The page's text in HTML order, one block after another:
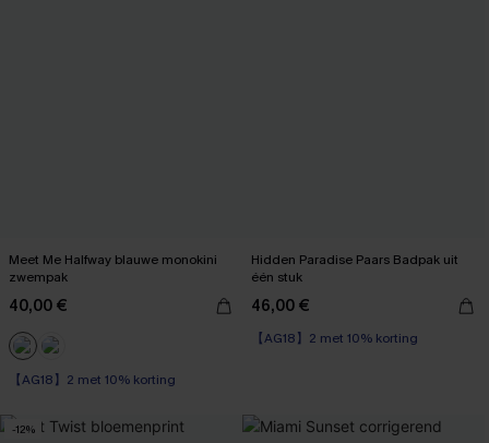
Meet Me Halfway blauwe monokini
zwempak
40,00 €
【AG18】2 met 10% korting
Hidden Paradise Paars Badpak uit
één stuk
46,00 €
【AG18】2 met 10% korting
-12%